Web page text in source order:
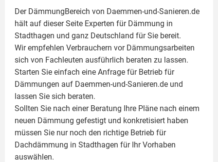
Der DämmungBereich von Daemmen-und-Sanieren.de
hält auf dieser Seite Experten für Dämmung in
Stadthagen und ganz Deutschland für Sie bereit.
Wir empfehlen Verbrauchern vor Dämmungsarbeiten
sich von Fachleuten ausführlich beraten zu lassen.
Starten Sie einfach eine Anfrage für Betrieb für
Dämmungen auf Daemmen-und-Sanieren.de und
lassen Sie sich beraten.
Sollten Sie nach einer Beratung Ihre Pläne nach einem
neuen Dämmung gefestigt und konkretisiert haben
müssen Sie nur noch den richtige Betrieb für
Dachdämmung in Stadthagen für Ihr Vorhaben
auswählen.